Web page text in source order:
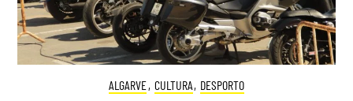
ALGARVE, CULTURA, DESPORTO